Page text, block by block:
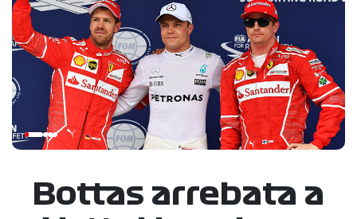
Bottas arrebata a